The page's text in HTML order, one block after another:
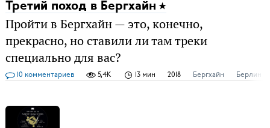
Третий поход в Бергхайн
Пройти в Бергхайн — это, конечно,
прекрасно, но ставили ли там треки
специально для вас?
10 комментариев 5,4K 13 мин 2018 Бергхайн Берлин